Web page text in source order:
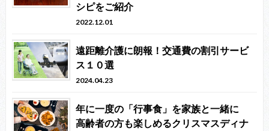
シピをご紹介
2022.12.01
遠距離介護に朗報！交通費の割引サービ
ス１０選
2024.04.23
年に一度の「行事食」を家族と一緒に
高齢者の方も楽しめるクリスマスディナ